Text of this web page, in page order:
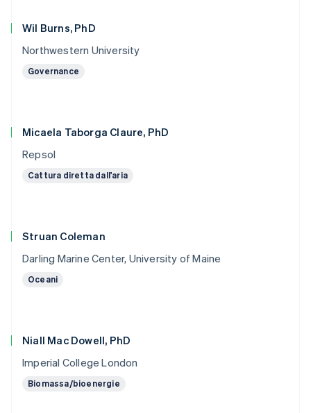
Wil Burns, PhD
Northwestern University
Governance
Micaela Taborga Claure, PhD
Repsol
Cattura diretta dall'aria
Struan Coleman
Darling Marine Center, University of Maine
Oceani
Niall Mac Dowell, PhD
Imperial College London
Biomassa/bioenergie